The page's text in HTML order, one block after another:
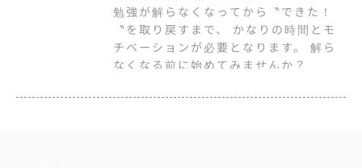
勉強が解らなくなってから〝できた！
〝を取り戻すまで、 かなりの時間とモ
チベーションが必要となります。 解ら
なくなる前に始めてみませんか？